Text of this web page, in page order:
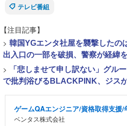
テレビ番組
【注目記事】
> 韓国YGエンタ社屋を襲撃したの
出入口の一部を破損、警察が経緯
>
「悲しませて申し訳ない」グル
で批判浴びるBLACKPINK、ジス
ゲームQAエンジニア/資格取得支援
ベンタス株式会社